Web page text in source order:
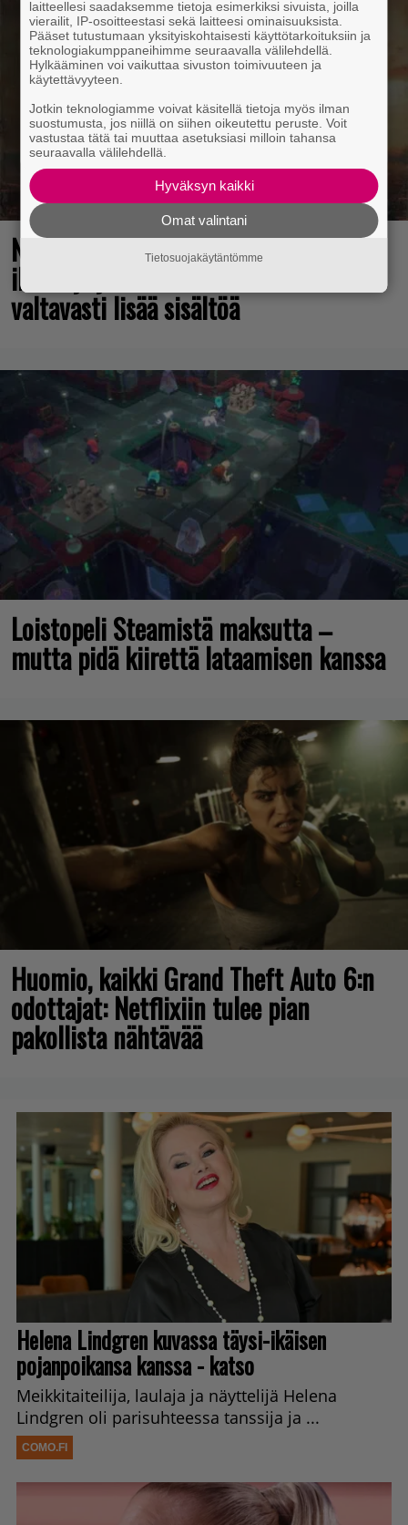
No johan pomppasi: 30 vuotta sitten
ilmestynyt klassikkoräiskintä sai
valtavasti lisää sisältöä
Loistopeli Steamistä maksutta –
mutta pidä kiirettä lataamisen kanssa
Huomio, kaikki Grand Theft Auto 6:n
odottajat: Netflixiin tulee pian
pakollista nähtävää
laitteellesi saadaksemme tietoja esimerkiksi sivuista, joilla
vierailit, IP-osoitteestasi sekä laitteesi ominaisuuksista.
Pääset tutustumaan yksityiskohtaisesti käyttötarkoituksiin ja
teknologiakumppaneihimme seuraavalla välilehdellä.
Hylkääminen voi vaikuttaa sivuston toimivuuteen ja
käytettävyyteen.
Jotkin teknologiamme voivat käsitellä tietoja myös ilman
suostumusta, jos niillä on siihen oikeutettu peruste. Voit
vastustaa tätä tai muuttaa asetuksiasi milloin tahansa
seuraavalla välilehdellä.
Hyväksyn kaikki
Omat valintani
Tietosuojakäytäntömme